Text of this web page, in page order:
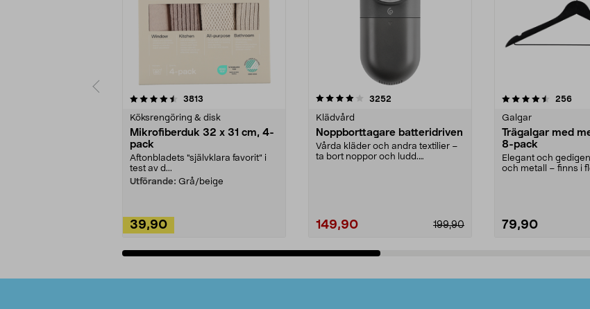
3813
Köksrengöring & disk
Mikrofiberduk 32 x 31 cm, 4-
pack
Aftonbladets "självklara favorit” i
test av d...
Utförande: Grå/beige
39,90
4.0av 5 stjärnor 3252
Klädvård
Noppborttagare batteridriven
Vårda kläder och andra textilier –
ta bort noppor och ludd.
199,90
149,90
4.5av 5 stjärnor 256
Galgar
Trägalgar med
8-pack
Elegant och
och metall – finns i
79,90
4.0av 5